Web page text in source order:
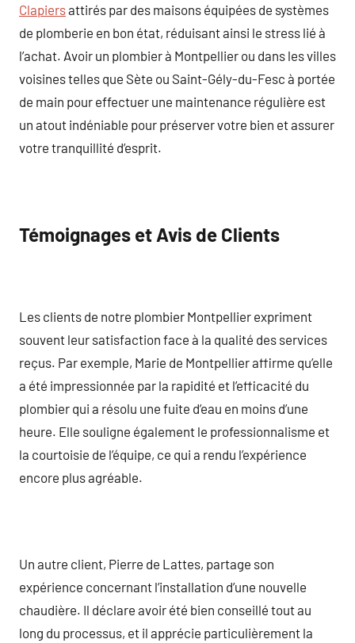
Clapiersattirés par des maisons équipées de systèmes
de plomberie en bon état, réduisant ainsi le stress lié à
l’achat. Avoir un plombier à Montpellier ou dans les villes
voisines telles que Sète ou Saint-Gély-du-Fesc à portée
de main pour effectuer une maintenance régulière est
un atout indéniable pour préserver votre bien et assurer
votre tranquillité d’esprit.
Témoignages et Avis de Clients
Les clients de notre plombier Montpellier expriment
souvent leur satisfaction face à la qualité des services
reçus. Par exemple, Marie de Montpellier affirme qu’elle
a été impressionnée par la rapidité et l’efficacité du
plombier qui a résolu une fuite d’eau en moins d’une
heure. Elle souligne également le professionnalisme et
la courtoisie de l’équipe, ce qui a rendu l’expérience
encore plus agréable.
Un autre client, Pierre de Lattes, partage son
expérience concernant l’installation d’une nouvelle
chaudière. Il déclare avoir été bien conseillé tout au
long du processus, et il apprécie particulièrement la